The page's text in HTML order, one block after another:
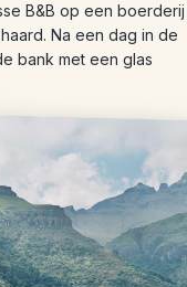
B&B op een boerderij
Na een dag in de
bank met een glas